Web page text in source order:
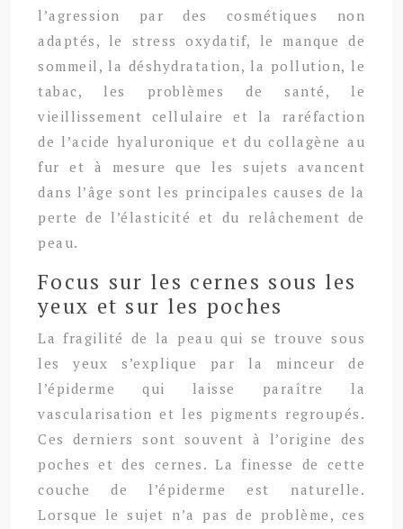
l’agression par des cosmétiques non
adaptés, le stress oxydatif, le manque de
sommeil, la déshydratation, la pollution, le
tabac, les problèmes de santé, le
vieillissement cellulaire et la raréfaction
de l’acide hyaluronique et du collagène au
fur et à mesure que les sujets avancent
dans l’âge sont les principales causes de la
perte de l’élasticité et du relâchement de
peau.
Focus sur les cernes sous les
yeux et sur les poches
La fragilité de la peau qui se trouve sous
les yeux s’explique par la minceur de
l’épiderme qui laisse paraître la
vascularisation et les pigments regroupés.
Ces derniers sont souvent à l’origine des
poches et des cernes. La finesse de cette
couche de l’épiderme est naturelle.
Lorsque le sujet n’a pas de problème, ces